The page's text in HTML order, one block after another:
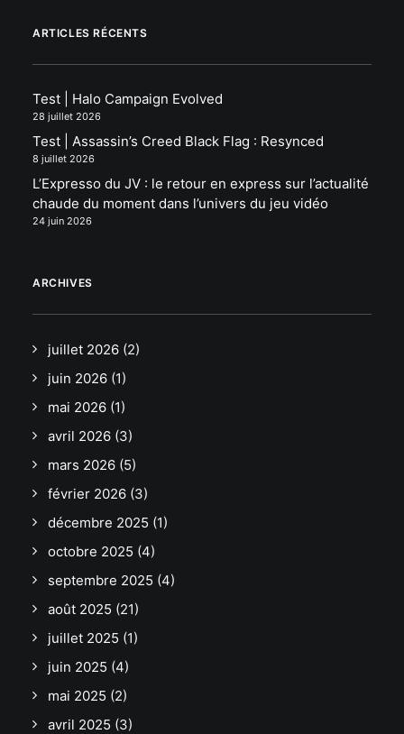
ARTICLES RÉCENTS
Test | Halo Campaign Evolved
28 juillet 2026
Test | Assassin’s Creed Black Flag : Resynced
8 juillet 2026
L’Expresso du JV : le retour en express sur l’actualité
chaude du moment dans l’univers du jeu vidéo
24 juin 2026
ARCHIVES
juillet 2026 (2)
juin 2026 (1)
mai 2026 (1)
avril 2026 (3)
mars 2026 (5)
février 2026 (3)
décembre 2025 (1)
octobre 2025 (4)
septembre 2025 (4)
août 2025 (21)
juillet 2025 (1)
juin 2025 (4)
mai 2025 (2)
avril 2025 (3)